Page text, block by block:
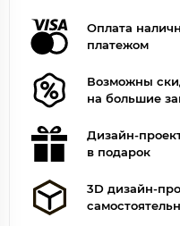
Оплата
платежом
Возможны
на большие
Дизайн-
в подарок
3D дизайн-